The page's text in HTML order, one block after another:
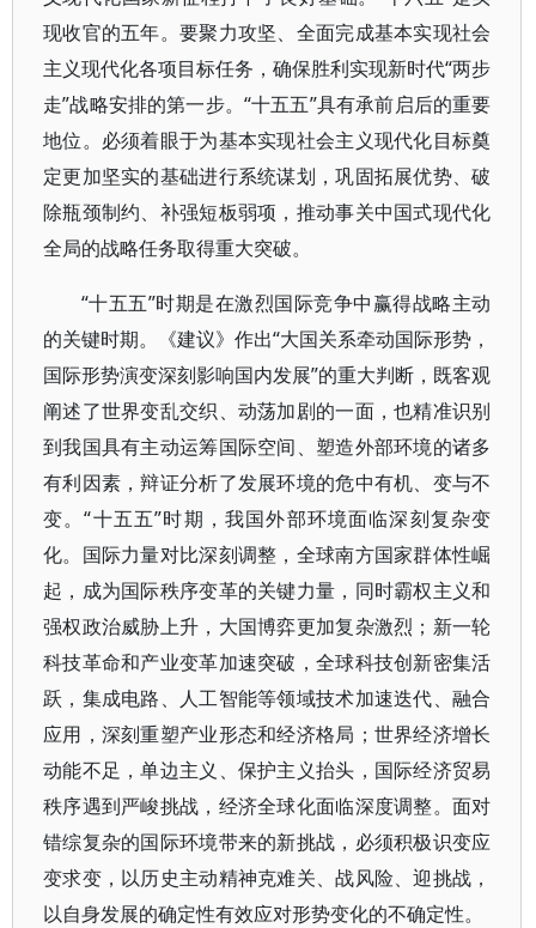
现收官的五年。要聚力攻坚、全面完成基本实现社会
主义现代化各项目标任务，确保胜利实现新时代“两步
走”战略安排的第一步。“十五五”具有承前启后的重要
地位。必须着眼于为基本实现社会主义现代化目标奠
定更加坚实的基础进行系统谋划，巩固拓展优势、破
除瓶颈制约、补强短板弱项，推动事关中国式现代化
全局的战略任务取得重大突破。
“十五五”时期是在激烈国际竞争中赢得战略主动
的关键时期。《建议》作出“大国关系牵动国际形势，
国际形势演变深刻影响国内发展”的重大判断，既客观
阐述了世界变乱交织、动荡加剧的一面，也精准识别
到我国具有主动运筹国际空间、塑造外部环境的诸多
有利因素，辩证分析了发展环境的危中有机、变与不
变。“十五五”时期，我国外部环境面临深刻复杂变
化。国际力量对比深刻调整，全球南方国家群体性崛
起，成为国际秩序变革的关键力量，同时霸权主义和
强权政治威胁上升，大国博弈更加复杂激烈；新一轮
科技革命和产业变革加速突破，全球科技创新密集活
跃，集成电路、人工智能等领域技术加速迭代、融合
应用，深刻重塑产业形态和经济格局；世界经济增长
动能不足，单边主义、保护主义抬头，国际经济贸易
秩序遇到严峻挑战，经济全球化面临深度调整。面对
错综复杂的国际环境带来的新挑战，必须积极识变应
变求变，以历史主动精神克难关、战风险、迎挑战，
以自身发展的确定性有效应对形势变化的不确定性。